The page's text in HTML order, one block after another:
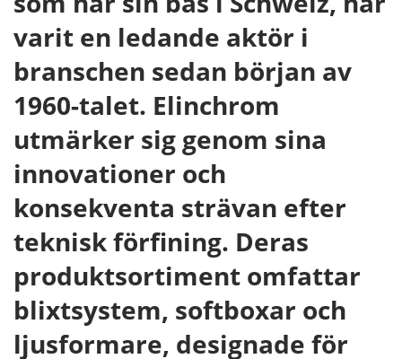
varit en ledande aktör i
branschen sedan början av
1960-talet. Elinchrom
utmärker sig genom sina
innovationer och
konsekventa strävan efter
teknisk förfining. Deras
produktsortiment omfattar
blixtsystem, softboxar och
ljusformare, designade för